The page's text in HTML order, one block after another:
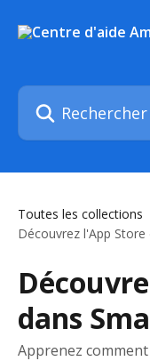
Rechercher un
Toutes les collections
Découvrez l'App Store
dans
Apprenez